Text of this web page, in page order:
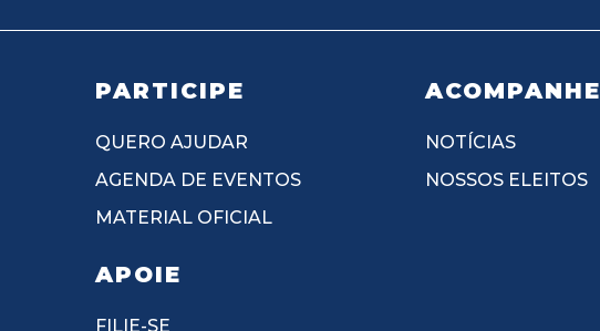
PARTICIPE
QUERO AJUDAR
AGENDA DE EVENTOS
MATERIAL OFICIAL
APOIE
FILIE-SE
ACOMPANHE
NOTÍCIAS
NOSSOS ELEITOS